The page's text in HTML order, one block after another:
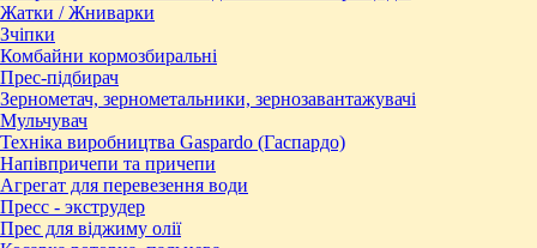
Жатки / Жниварки
Зчіпки
Комбайни кормозбиральні
Прес-підбирач
Зернометач, зернометальники, зернозавантажувачі
Мульчувач
Техніка виробництва Gaspardo (Гаспардо)
Напівпричепи та причепи
Агрегат для перевезення води
Пресc - экструдер
Прес для віджиму олії